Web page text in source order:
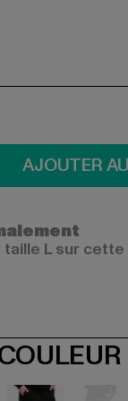
AJOUTER
L sur